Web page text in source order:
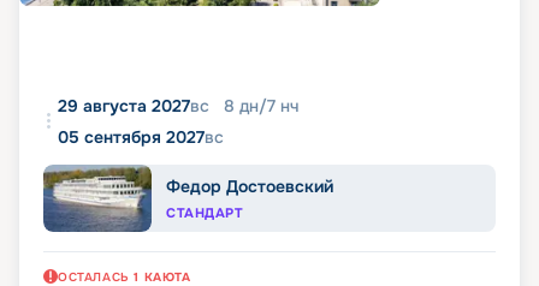
29 августа 2027вс 8 дн/7 нч
05 сентября 2027вс
Федор Достоевский
СТАНДАРТ
ОСТАЛАСЬ 1 КАЮТА